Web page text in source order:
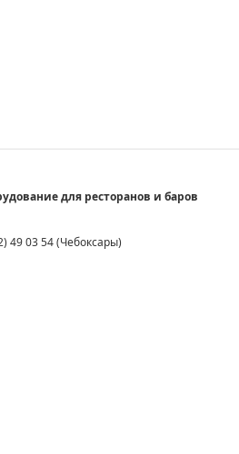
для ресторанов и баров
49 03 54 (Чебоксары)